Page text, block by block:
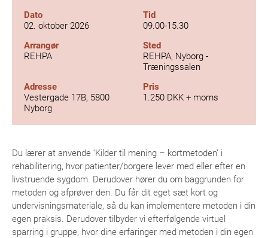
Du lærer at anvende ‘Kilder til mening – kortmetoden’ i
rehabilitering, hvor patienter/borgere lever med eller efter en
livstruende sygdom. Derudover hører du om baggrunden for
metoden og afprøver den. Du får dit eget sæt kort og
undervisningsmateriale, så du kan implementere metoden i din
egen praksis. Derudover tilbyder vi efterfølgende virtuel
sparring i gruppe, hvor dine erfaringer med metoden i din egen
Dato
02. oktober 2026
Tid
09.00-15.30
Arrangør
REHPA
Sted
REHPA, Nyborg -
Træningssalen
Adresse
Vestergade 17B, 5800
Nyborg
Pris
1.250 DKK + moms